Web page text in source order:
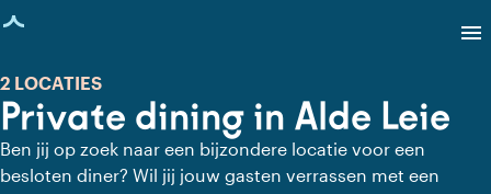
geladen
menu
Private dining in Alde Leie
2 LOCATIES
Ben jij op zoek naar een bijzondere locatie voor een
besloten diner? Wil jij jouw gasten verrassen met een